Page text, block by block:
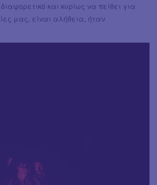
και κυρίως να πείθει για
μας, είναι αλήθεια, ήταν